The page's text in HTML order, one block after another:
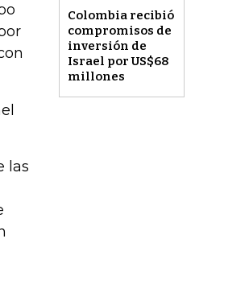
Colombia recibió
compromisos de
inversión de
Israel por US$68
millones
las